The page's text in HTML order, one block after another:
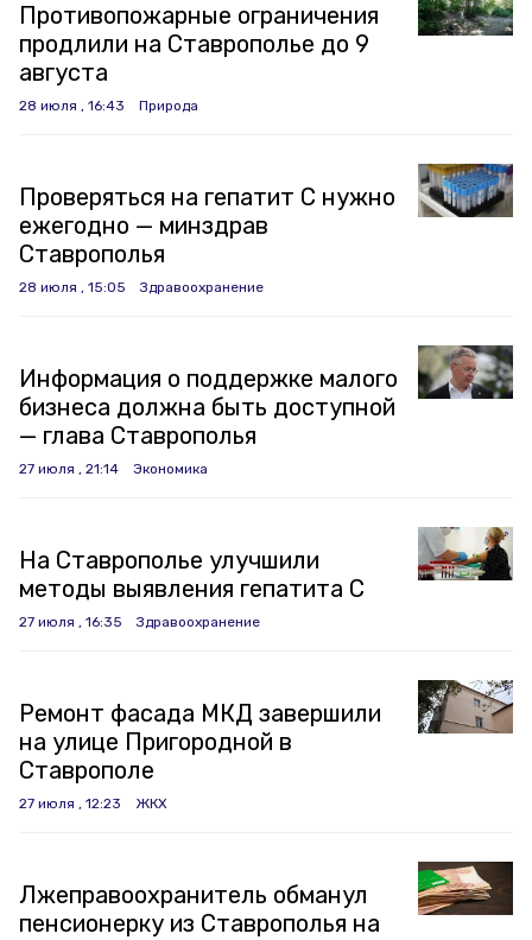
Противопожарные ограничения
продлили на Ставрополье до 9
августа
28 июля , 16:43 Природа
Проверяться на гепатит C нужно
ежегодно — минздрав
Ставрополья
28 июля , 15:05 Здравоохранение
Информация о поддержке малого
бизнеса должна быть доступной
— глава Ставрополья
27 июля , 21:14 Экономика
На Ставрополье улучшили
методы выявления гепатита C
27 июля , 16:35 Здравоохранение
Ремонт фасада МКД завершили
на улице Пригородной в
Ставрополе
27 июля , 12:23 ЖКХ
Лжеправоохранитель обманул
пенсионерку из Ставрополья на